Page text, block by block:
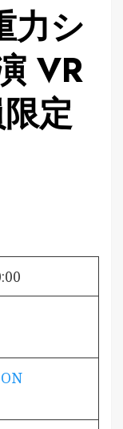
力シ
VR
定